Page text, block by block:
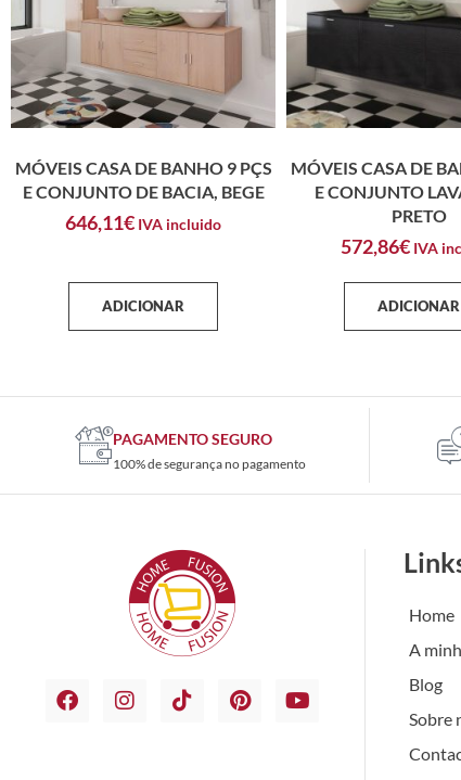
MÓVEIS CASA DE BANHO 9 PÇS
E CONJUNTO DE BACIA, BEGE
646,11€ IVA incluido
ADICIONAR
MÓVEIS CASA DE
E CONJUNTO
PRETO
572,86€ IVA
ADICIONAR
PAGAMENTO SEGURO
100% de segurança no pagamento
Home
A
Blog
Sobre